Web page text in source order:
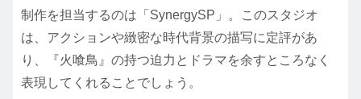
制作を担当するのは「SynergySP」。このスタジオ
は、アクションや緻密な時代背景の描写に定評があ
り、『火喰鳥』の持つ迫力とドラマを余すところなく
表現してくれることでしょう。